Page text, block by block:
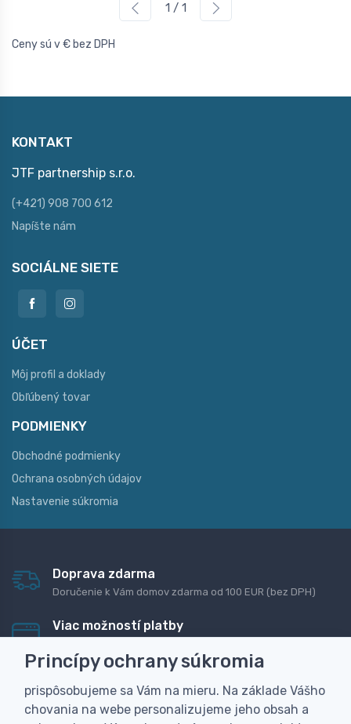
1 / 1
Ceny sú v € bez DPH
KONTAKT
JTF partnership s.r.o.
(+421) 908 700 612
Napíšte nám
SOCIÁLNE SIETE
ÚČET
Môj profil a doklady
Obľúbený tovar
PODMIENKY
Obchodné podmienky
Ochrana osobných údajov
Nastavenie súkromia
Doprava zdarma
Doručenie k Vám domov zdarma od 100 EUR (bez DPH)
Viac možností platby
dobierku
Personalizácia
Vyrobíme Vám vlastný originálny darček
Princípy ochrany súkromia
prispôsobujeme sa Vám na mieru. Na základe Vášho
chovania na webe personalizujeme jeho obsah a